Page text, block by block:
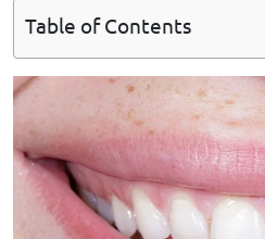
Table of Contents